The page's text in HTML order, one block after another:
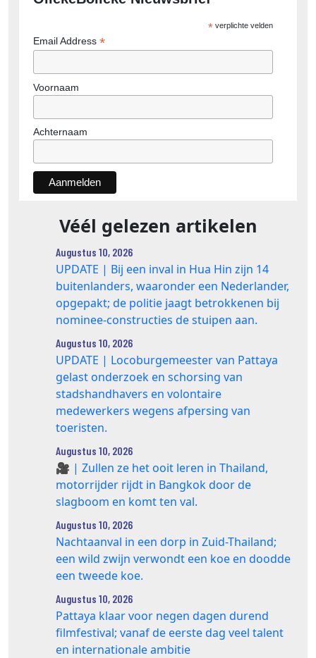
*verplichte velden
Email Address *
Voornaam
Achternaam
Véél gelezen artikelen
Augustus 10, 2026
UPDATE | Bij een inval in Hua Hin zijn 14
buitenlanders, waaronder een Nederlander,
opgepakt; de politie jaagt betrokkenen bij
nominee‑constructies de stuipen aan.
Augustus 10, 2026
UPDATE | Locoburgemeester van Pattaya
gelast onderzoek en schorsing van
stadshandhavers en volontaire
medewerkers wegens afpersing van
toeristen.
Augustus 10, 2026
🎥 | Zullen ze het ooit leren in Thailand,
motorrijder rijdt in Bangkok door de
slagboom en komt ten val.
Augustus 10, 2026
Nachtaanval in een dorp in Zuid-Thailand;
een wild zwijn verwondt een koe en doodde
een tweede koe.
Augustus 10, 2026
Pattaya klaar voor negen dagen durend
filmfestival; vanaf de eerste dag veel talent
en internationale ambitie